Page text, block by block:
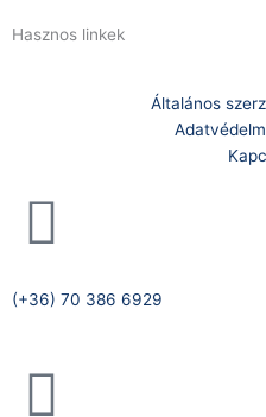
Hasznos linkek
Általános
(+36) 70 386 6929